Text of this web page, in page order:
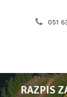
051
RAZPIS